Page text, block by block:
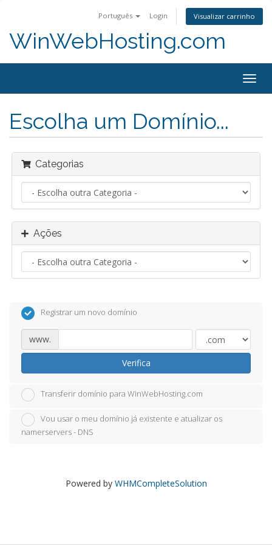
Português Login Visualizar carrinho
WinWebHosting.com
Escolha um Domínio...
Categorias
Ações
Registrar um novo domínio
www.
Verifica
Transferir domínio para WinWebHosting.com
Vou usar o meu domínio já existente e atualizar os
namerservers - DNS
Powered by WHMCompleteSolution